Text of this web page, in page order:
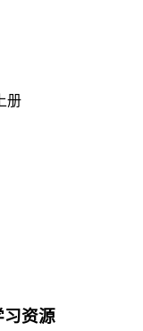
册
习资源